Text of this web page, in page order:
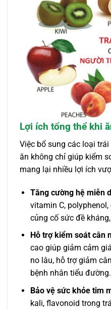
Lợi ích tổng thể khi
Việc bổ sung các loại
ăn không chỉ giúp kiểm
mang lại nhiều lợi ích
Tăng cường hệ miễn
vitamin C,
củng cố sức đề
Hỗ trợ kiểm soát cân
cao giúp giảm cảm
no lâu, hỗ trợ giảm
bệnh nhân tiểu đường.
Bảo vệ sức khỏe tim
kali, flavonoid trong